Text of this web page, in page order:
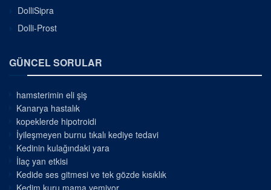
DolliSipra
Dolli-Prost
GÜNCEL SORULAR
hamsterimin eli şiş
Kanarya hastalık
kopeklerde hipotroidi
İyileşmeyen burnu tıkalı kediye tedavi
Kedinin kulağındaki yara
İlaç yan etkisi
Kedide ses gitmesi ve tek gözde kısıklık